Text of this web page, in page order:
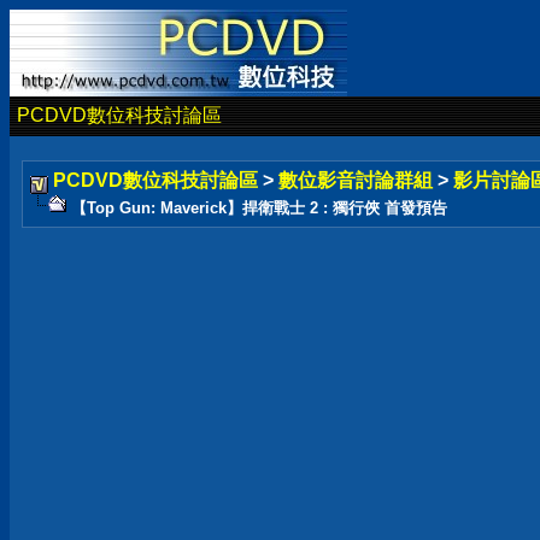
PCDVD數位科技討論區
PCDVD數位科技討論區 > 數位影音討論群組 > 影片討論
【Top Gun: Maverick】捍衛戰士 2 : 獨行俠 首發預告